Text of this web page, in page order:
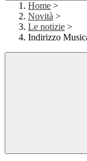
Home >
Novità >
Le notizie >
Indirizzo